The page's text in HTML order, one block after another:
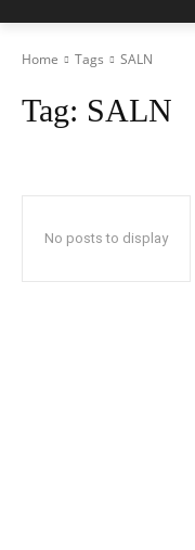
Home Tags SALN
Tag: SALN
No posts to display